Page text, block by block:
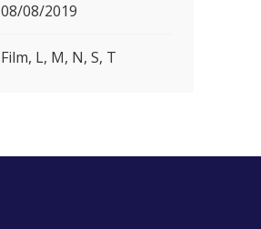
08/08/2019
Film, L, M, N, S, T